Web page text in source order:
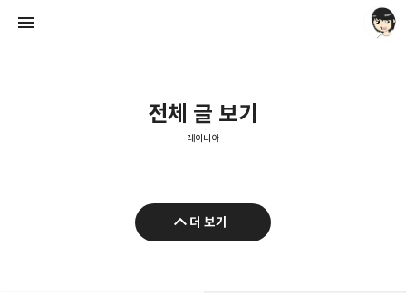
전체 글 보기
레이니아
더 보기
레이니아
레이니아